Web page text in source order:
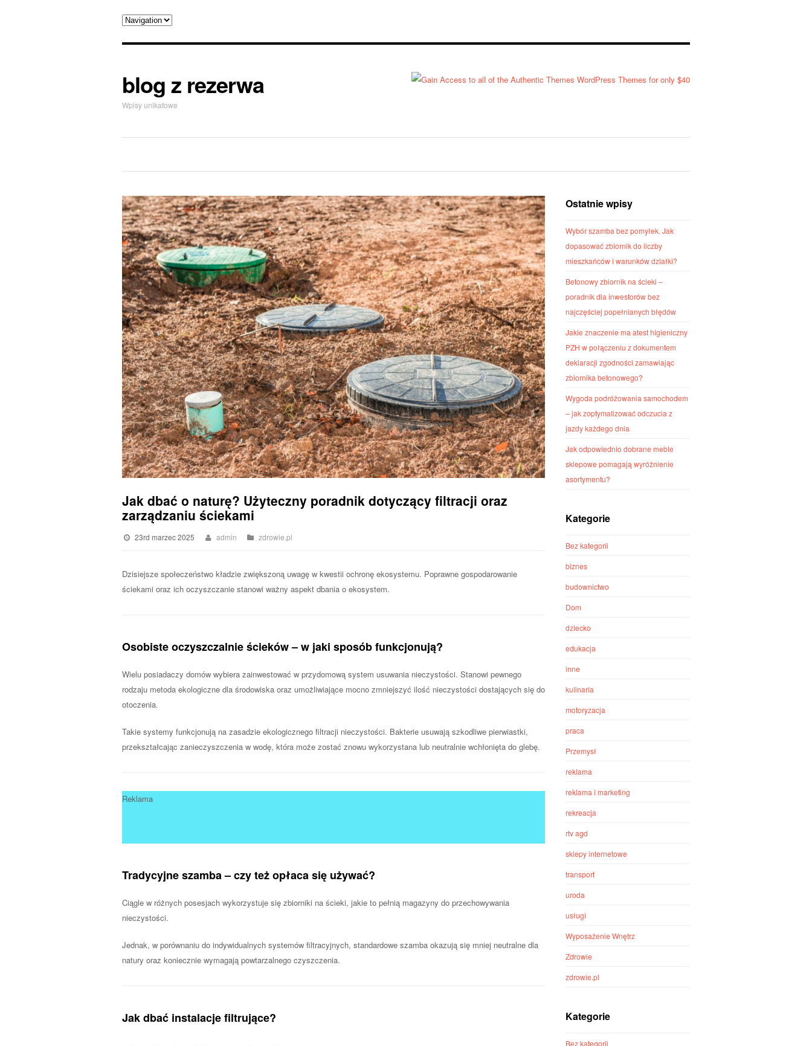
blog z rezerwa
Wpisy unikatowe
Jak dbać o naturę? Użyteczny poradnik dotyczący filtracji oraz
zarządzaniu ściekami
23rd marzec 2025 admin zdrowie.pl
Dzisiejsze społeczeństwo kładzie zwiększoną uwagę w kwestii ochronę ekosystemu. Poprawne gospodarowanie
ściekami oraz ich oczyszczanie stanowi ważny aspekt dbania o ekosystem.
Osobiste oczyszczalnie ścieków – w jaki sposób funkcjonują?
Wielu posiadaczy domów wybiera zainwestować w przydomową system usuwania nieczystości. Stanowi pewnego
rodzaju metoda ekologiczne dla środowiska oraz umożliwiające mocno zmniejszyć ilość nieczystości dostających się do
otoczenia.
Takie systemy funkcjonują na zasadzie ekologicznego filtracji nieczystości. Bakterie usuwają szkodliwe pierwiastki,
przekształcając zanieczyszczenia w wodę, która może zostać znowu wykorzystana lub neutralnie wchłonięta do glebę.
Reklama
Tradycyjne szamba – czy też opłaca się używać?
Ciągle w różnych posesjach wykorzystuje się zbiorniki na ścieki, jakie to pełnią magazyny do przechowywania
nieczystości.
Jednak, w porównaniu do indywidualnych systemów filtracyjnych, standardowe szamba okazują się mniej neutralne dla
natury oraz koniecznie wymagają powtarzalnego czyszczenia.
Jak dbać instalacje filtrujące?
Ostatnie wpisy
Wybór szamba bez pomyłek. Jak
dopasować zbiornik do liczby
mieszkańców i warunków działki?
Betonowy zbiornik na ścieki –
poradnik dla inwestorów bez
najczęściej popełnianych błędów
Jakie znaczenie ma atest higieniczny
PZH w połączeniu z dokumentem
deklaracji zgodności zamawiając
zbiornika betonowego?
Wygoda podróżowania samochodem
– jak zoptymalizować odczucia z
jazdy każdego dnia
Jak odpowiednio dobrane meble
sklepowe pomagają wyróżnienie
asortymentu?
Kategorie
Bez kategorii
biznes
budownictwo
Dom
dziecko
edukacja
inne
kulinaria
motoryzacja
praca
Przemysł
reklama
reklama i marketing
rekreacja
rtv agd
sklepy internetowe
transport
uroda
usługi
Wyposażenie Wnętrz
Zdrowie
zdrowie.pl
Kategorie
Bez kategorii